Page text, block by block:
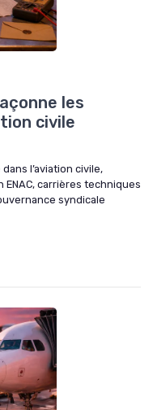
les
civile
l’aviation civile,
ENAC, carrières techniques
syndicale